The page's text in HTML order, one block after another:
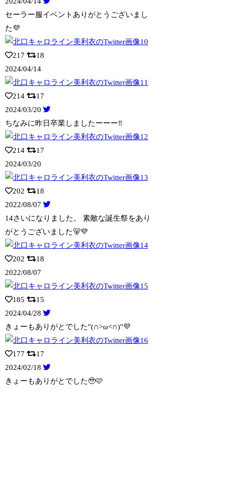
セーラー服イベントありがとうございまし
た💜
217
18
2024/04/14
214
17
2024/03/20
ちなみに昨日卒業しましたーーー‼️
214
17
2024/03/20
202
18
2022/08/07
14さいになりました。 素敵な誕生祭をあり
がとうございました🐻💜
202
18
2022/08/07
185
15
2024/04/28
きょーもありがとでした"(∩>ω<∩)"💜
177
17
2024/02/18
きょーもありがとでした🥹🩷